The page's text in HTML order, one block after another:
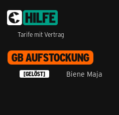
Tarife mit Vertrag
GB AUFSTOCKUNG
[GELÖST] Biene Maja